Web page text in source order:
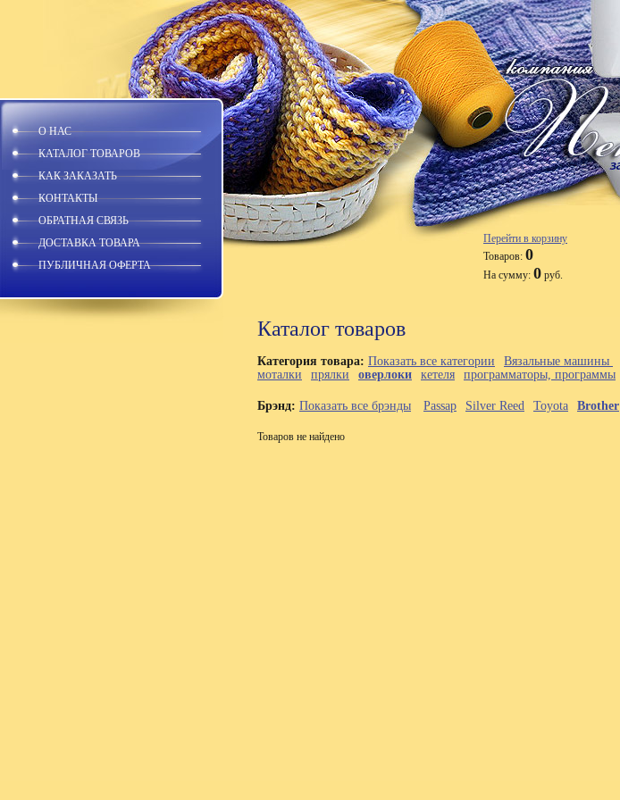
О НАС
КАТАЛОГ ТОВАРОВ
КАК ЗАКАЗАТЬ
КОНТАКТЫ
ОБРАТНАЯ СВЯЗЬ
ДОСТАВКА ТОВАРА
ПУБЛИЧНАЯ ОФЕРТА
Перейти в корзину
Товаров: 0
На сумму: 0 руб.
Каталог товаров
Категория товара: Показать все категории Вязальные машины
моталки
прялки оверлоки кетеля программаторы, программы
Брэнд: Показать все брэнды Passap Silver Reed Toyota Brother
Товаров не найдено